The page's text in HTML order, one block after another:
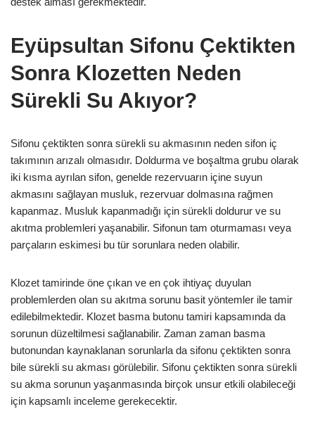
Eyüpsultan Sifonu Çektikten
Sonra Klozetten Neden
Sürekli Su Akıyor?
Sifonu çektikten sonra sürekli su akmasının neden sifon iç
takımının arızalı olmasıdır. Doldurma ve boşaltma grubu olarak
iki kısma ayrılan sifon, genelde rezervuarın içine suyun
akmasını sağlayan musluk, rezervuar dolmasına rağmen
kapanmaz. Musluk kapanmadığı için sürekli doldurur ve su
akıtma problemleri yaşanabilir. Sifonun tam oturmaması veya
parçaların eskimesi bu tür sorunlara neden olabilir.
Klozet tamirinde öne çıkan ve en çok ihtiyaç duyulan
problemlerden olan su akıtma sorunu basit yöntemler ile tamir
edilebilmektedir. Klozet basma butonu tamiri kapsamında da
sorunun düzeltilmesi sağlanabilir. Zaman zaman basma
butonundan kaynaklanan sorunlarla da sifonu çektikten sonra
bile sürekli su akması görülebilir. Sifonu çektikten sonra sürekli
su akma sorunun yaşanmasında birçok unsur etkili olabileceği
için kapsamlı inceleme gerekecektir.